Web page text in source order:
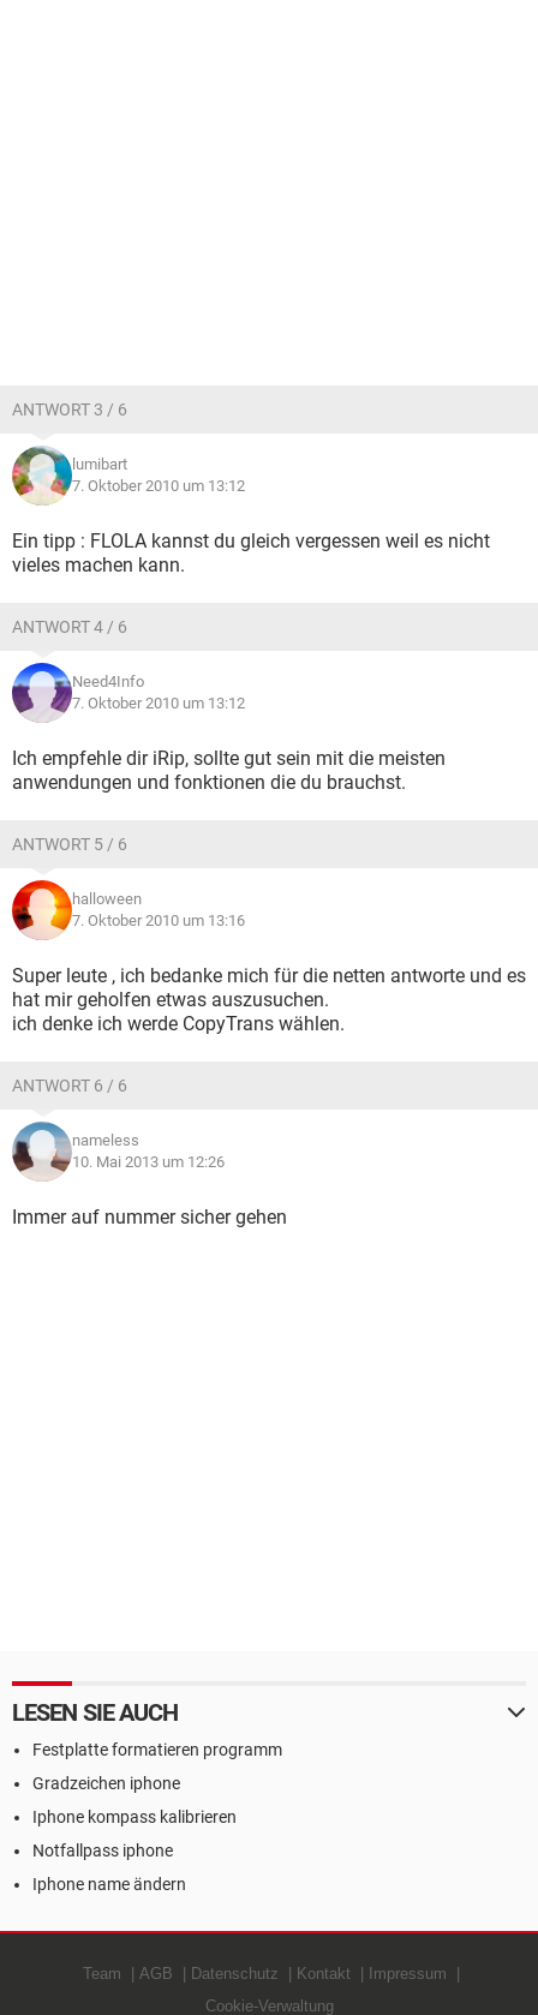
ANTWORT 3 / 6
lumibart
7. Oktober 2010 um 13:12
Ein tipp : FLOLA kannst du gleich vergessen weil es nicht
vieles machen kann.
ANTWORT 4 / 6
Need4Info
7. Oktober 2010 um 13:12
Ich empfehle dir iRip, sollte gut sein mit die meisten
anwendungen und fonktionen die du brauchst.
ANTWORT 5 / 6
halloween
7. Oktober 2010 um 13:16
Super leute , ich bedanke mich für die netten antworte und es
hat mir geholfen etwas auszusuchen.
ich denke ich werde CopyTrans wählen.
ANTWORT 6 / 6
nameless
10. Mai 2013 um 12:26
Immer auf nummer sicher gehen
LESEN SIE AUCH
Festplatte formatieren programm
Gradzeichen iphone
Iphone kompass kalibrieren
Notfallpass iphone
Iphone name ändern
Team AGB Datenschutz Kontakt
Impressum
Cookie-Verwaltung